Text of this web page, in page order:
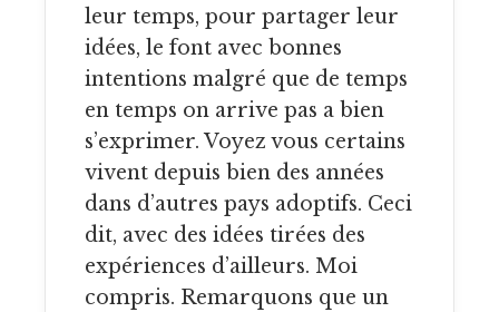
leur temps, pour partager leur
idées, le font avec bonnes
intentions malgré que de temps
en temps on arrive pas a bien
s’exprimer. Voyez vous certains
vivent depuis bien des années
dans d’autres pays adoptifs. Ceci
dit, avec des idées tirées des
expériences d’ailleurs. Moi
compris. Remarquons que un